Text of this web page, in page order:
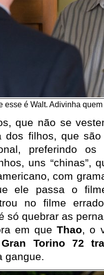
esse é Walt. Adivinha
que não se
dos filhos, que
preferindo os
uns “chinas”,
com
ele passa o
no filme
só quebrar as
em queThao, o
Gran Torino 72
gangue.